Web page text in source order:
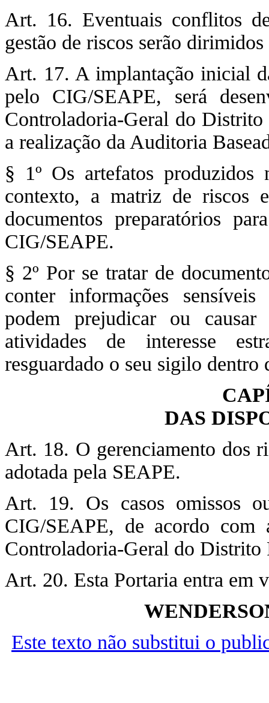
Art. 16. Eventuais conflitos
gestão de riscos serão
Art. 17. A implantação inicial
pelo CIG/SEAPE, será
Controladoria-Geral do Distrito
a realização da Auditoria
§ 1º Os artefatos produzidos
contexto, a matriz de riscos
documentos preparatórios
CIG/SEAPE.
§ 2º Por se tratar de
conter informações
podem prejudicar ou
atividades de interesse
resguardado o seu sigilo dentro
DAS
Art. 18. O gerenciamento dos
adotada pela SEAPE.
Art. 19. Os casos omissos
CIG/SEAPE, de acordo com
Controladoria-Geral do Distrito
Art. 20. Esta Portaria entra em
Este texto não substitui o